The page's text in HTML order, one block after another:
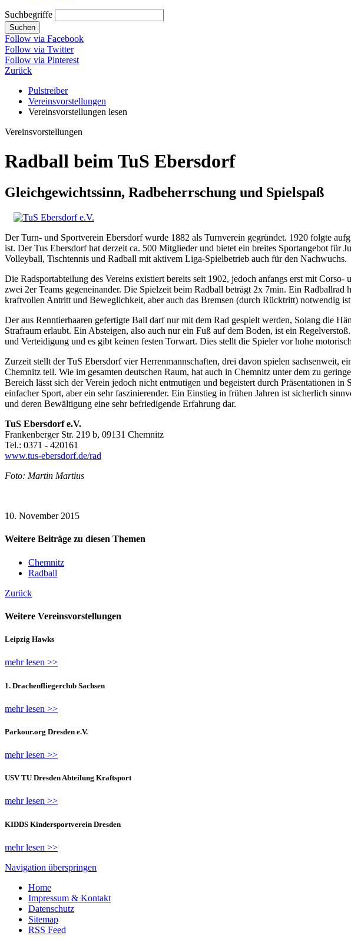
Suchbegriffe
Suchen
Follow via Facebook
Follow via Twitter
Follow via Pinterest
Zurück
Pulstreiber
Vereinsvorstellungen
Vereinsvorstellungen lesen
Vereinsvorstellungen
Radball beim TuS Ebersdorf
Gleichgewichtssinn, Radbeherrschung und Spielspaß
Der Turn- und Sportverein Ebersdorf wurde 1882 als Turnverein gegründet. 1920 folgte
ist. Der Tus Ebersdorf hat derzeit ca. 500 Mitglieder und bietet ein breites Sportangebot
Volleyball, Tischtennis und Radball mit aktivem Liga-Spielbetrieb auch für den Nachwuchs.
Die Radsportabteilung des Vereins existiert bereits seit 1902, jedoch anfangs erst mit
zwei 2er Teams gegeneinander. Die Spielzeit beim Radball beträgt 2x 7min. Ein
kraftvollen Antritt und Beweglichkeit, aber auch das Bremsen (durch Rücktritt) notwendig
Der aus Renntierhaaren gefertigte Ball darf nur mit dem Rad gespielt werden, Solang die
Strafraum erlaubt. Ein Absteigen, also auch nur ein Fuß auf dem Boden, ist ein
und Verteidigung und es gibt keinen festen Torwart. Dies stellt die Spieler vor hohe
Zurzeit stellt der TuS Ebersdorf vier Herrenmannschaften, drei davon spielen
Chemnitz teil. Wie im gesamten deutschen Raum, hat auch in Chemnitz unter dem zu
Bereich lässt sich der Verein jedoch nicht entmutigen und begeistert durch Präsentationen
einfacher Sport, aber ein sehr faszinierender. Ein Einstieg in frühen Jahren ist sicherlich
und deren Bewältigung eine sehr befriedigende Erfahrung dar.
TuS Ebersdorf e.V.
Frankenberger Str. 219 b, 09131 Chemnitz
Tel.: 0371 - 420161
www.tus-ebersdorf.de/rad
Foto: Martin Martius
10. November 2015
Weitere Beiträge zu diesen Themen
Chemnitz
Radball
Zurück
Weitere Vereinsvorstellungen
Leipzig Hawks
mehr lesen >>
1. Drachenfliegerclub Sachsen
mehr lesen >>
Parkour.org Dresden e.V.
mehr lesen >>
USV TU Dresden Abteilung Kraftsport
mehr lesen >>
KIDDS Kindersportverein Dresden
mehr lesen >>
Navigation überspringen
Home
Impressum & Kontakt
Datenschutz
Sitemap
RSS Feed